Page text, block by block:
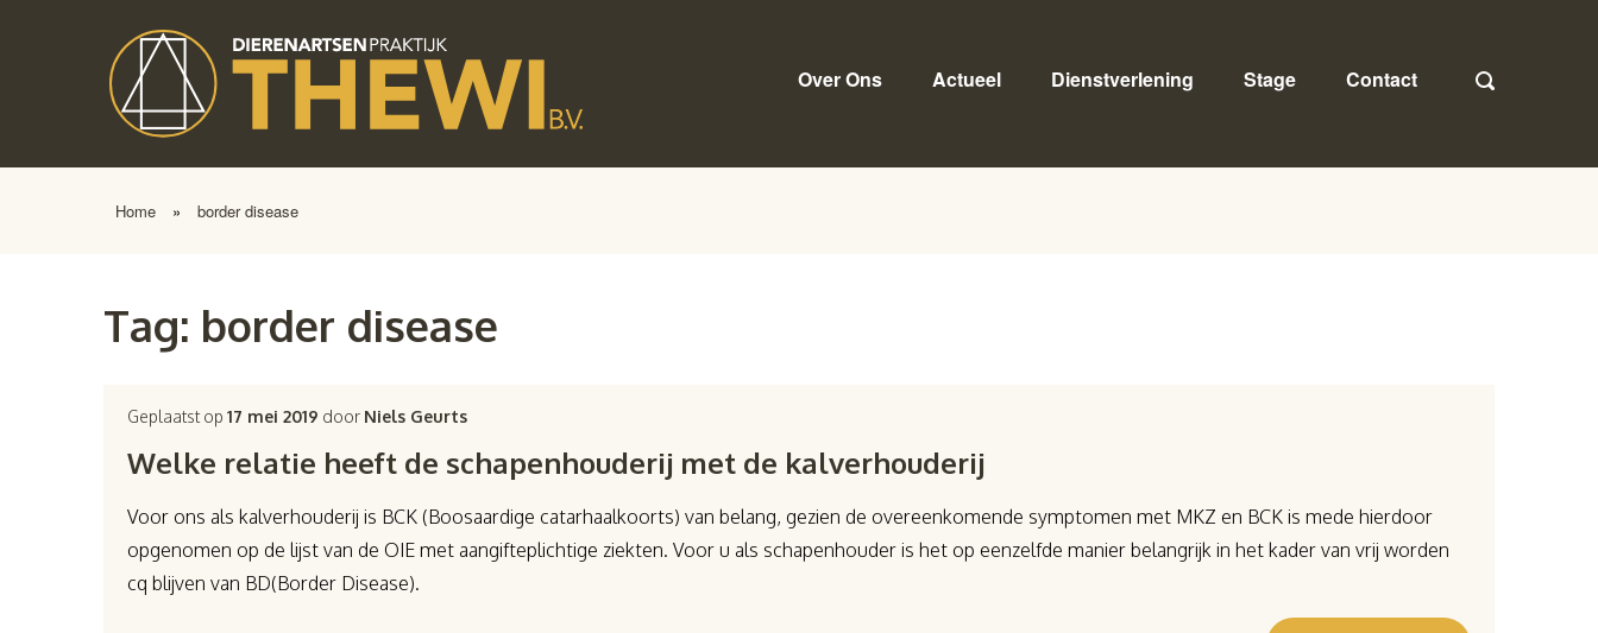
Over Ons Actueel Dienstverlening Stage Contact
Home » border disease
Tag: border disease
Geplaatst op17 mei 2019 door Niels Geurts
Welke relatie heeft de schapenhouderij met de kalverhouderij
Voor ons als kalverhouderij is BCK (Boosaardige catarhaalkoorts) van belang, gezien de overeenkomende symptomen met MKZ en BCK is mede hierdoor
opgenomen op de lijst van de OIE met aangifteplichtige ziekten. Voor u als schapenhouder is het op eenzelfde manier belangrijk in het kader van vrij worden
cq blijven van BD(Border Disease).